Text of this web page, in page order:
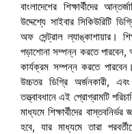
বাংলাদেশের শিক্ষার্থীদের
উদ্দেশ্যে সাইবার সিকিউরিটি
অফ সেন্ট্রাল ল্যাঙ্কাশায়ার।
পড়াশোনা সম্পন্ন করতে
কার্যক্রম সম্পন্ন করতে
উচ্চতর ডিগ্রি অর্জনকারী,
তত্ত্বাবধানে এই প্রোগ্রামটি
মাধ্যমে শিক্ষার্থীদের
হবে, যার মাধ্যমে তারা